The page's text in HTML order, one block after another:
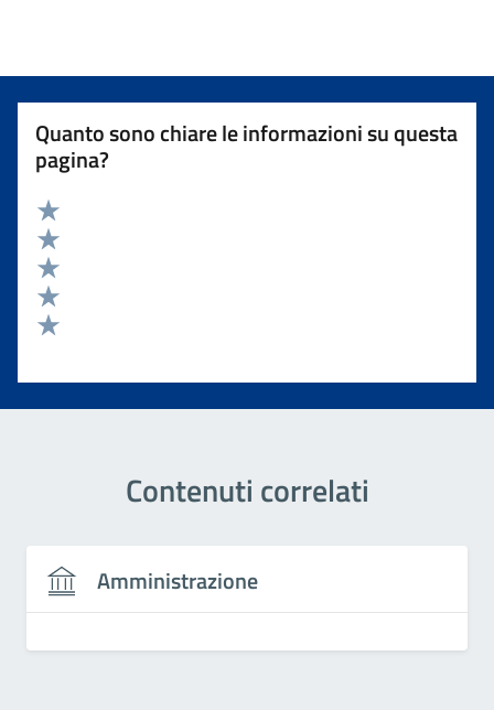
Quanto sono chiare le informazioni su questa
pagina?
Valuta 5 stelle su 5
Valuta 4 stelle su 5
Valuta 3 stelle su 5
Valuta 2 stelle su 5
Contenuti correlati
Amministrazione